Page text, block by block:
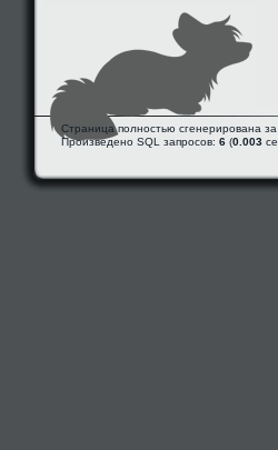
Страница полностью сгенерирована за
Произведено SQL запросов: 6 (0.003